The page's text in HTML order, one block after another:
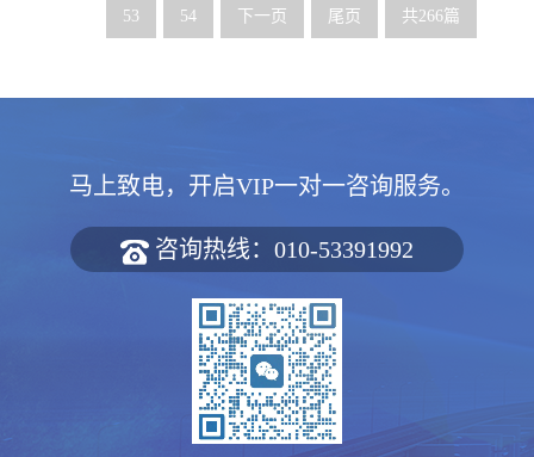
53 54 下一页 尾页 共266篇
马上致电，开启VIP一对一咨询服务。
咨询热线：010-53391992